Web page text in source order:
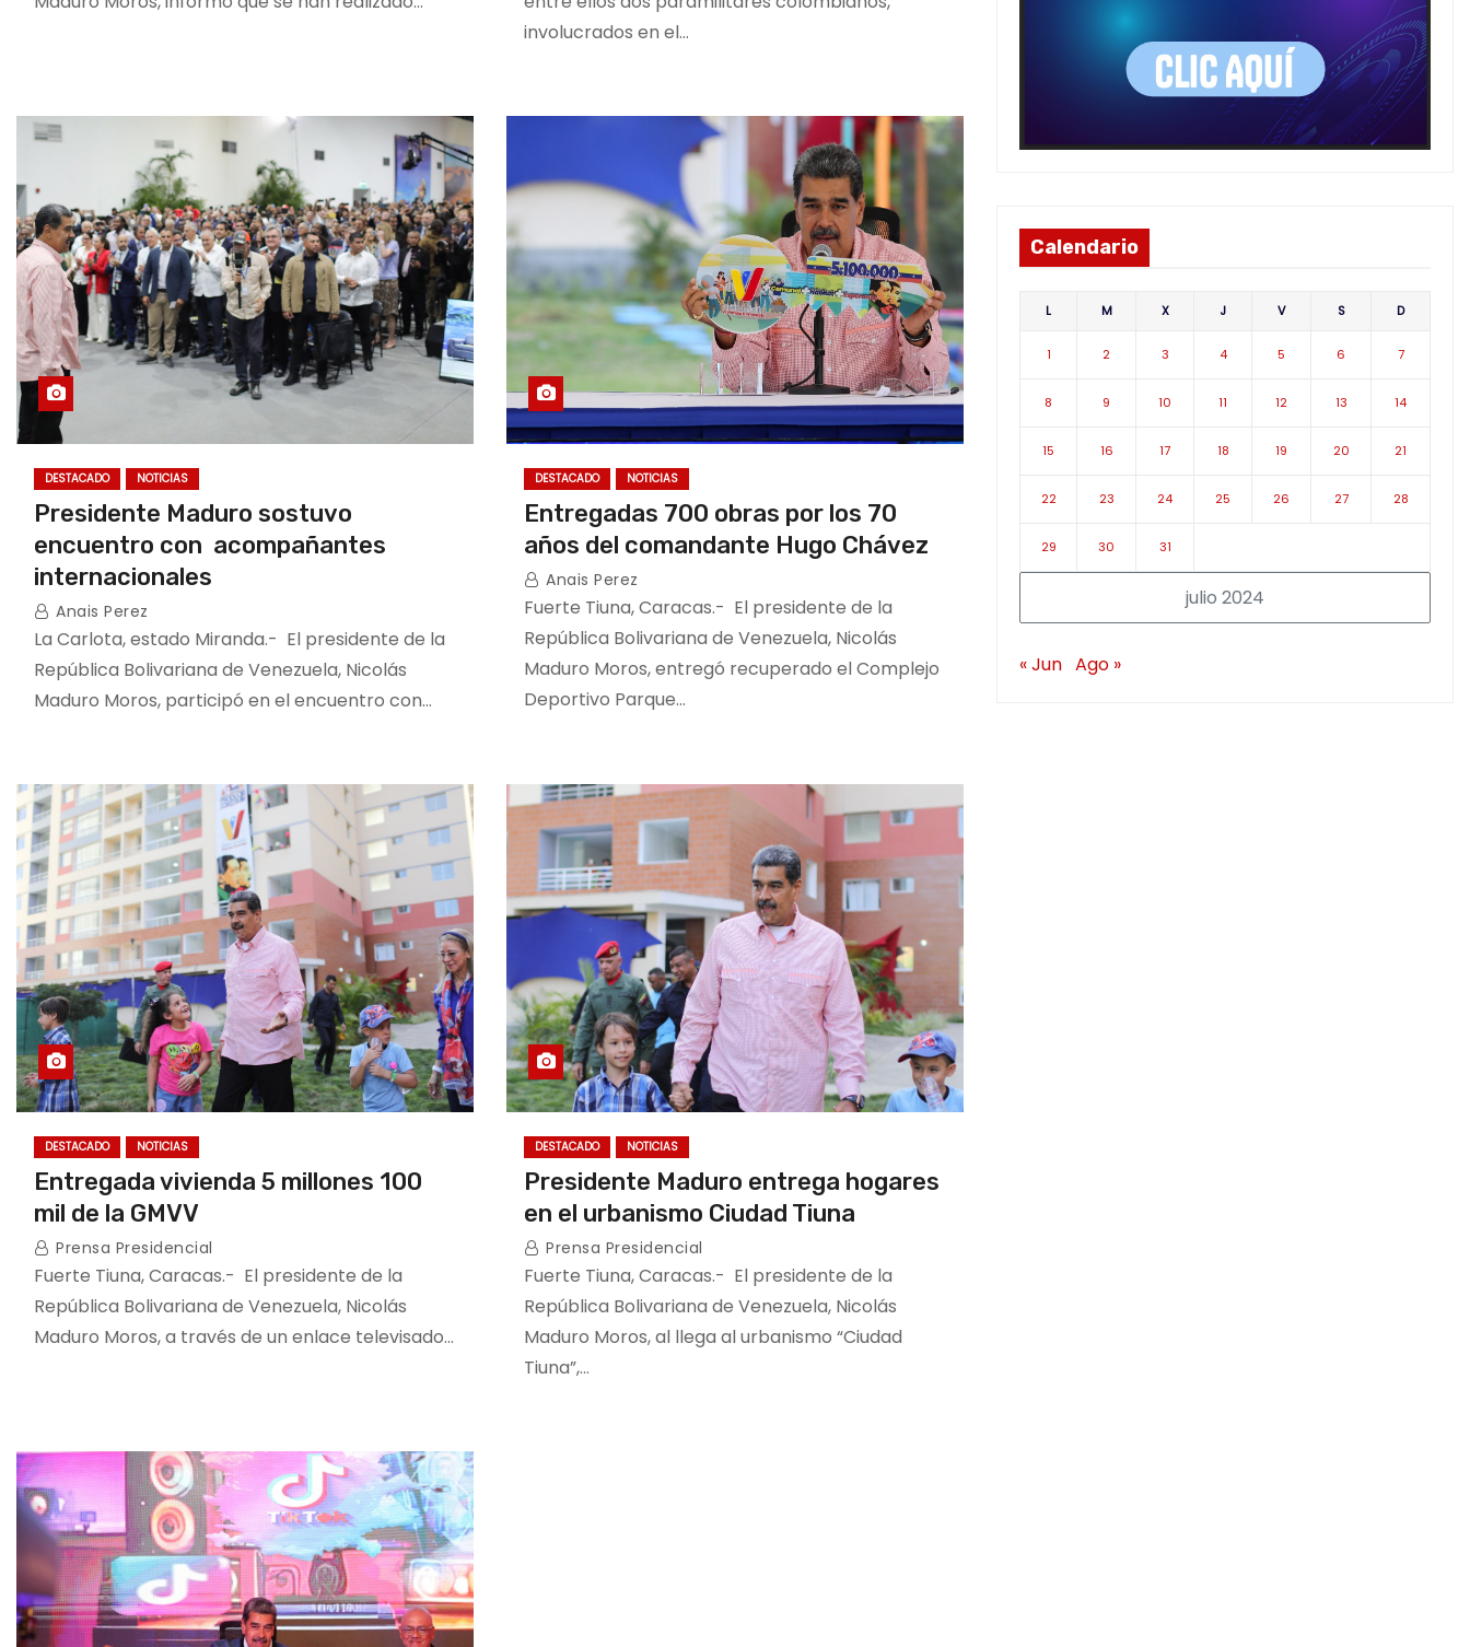
involucrados en el…
DESTACADO NOTICIAS
Presidente Maduro sostuvo
encuentro con acompañantes
internacionales
Anais Perez
La Carlota, estado Miranda.- El presidente de la
República Bolivariana de Venezuela, Nicolás
Maduro Moros, participó en el encuentro con…
DESTACADO NOTICIAS
Entregadas 700 obras por los 70
años del comandante Hugo Chávez
Anais Perez
Fuerte Tiuna, Caracas.- El presidente de la
República Bolivariana de Venezuela, Nicolás
Maduro Moros, entregó recuperado el Complejo
Deportivo Parque…
DESTACADO NOTICIAS
Entregada vivienda 5 millones 100
mil de la GMVV
Prensa Presidencial
Fuerte Tiuna, Caracas.- El presidente de la
República Bolivariana de Venezuela, Nicolás
Maduro Moros, a través de un enlace televisado…
DESTACADO NOTICIAS
Presidente Maduro entrega hogares
en el urbanismo Ciudad Tiuna
Prensa Presidencial
Fuerte Tiuna, Caracas.- El presidente de la
República Bolivariana de Venezuela, Nicolás
Maduro Moros, al llega al urbanismo “Ciudad
Tiuna”,…
Calendario
julio 2024
L M X J V S D
1 2 3 4 5 6 7
8 9 10 11 12 13 14
15 16 17 18 19 20 21
22 23 24 25 26 27 28
29 30 31
« Jun Ago »